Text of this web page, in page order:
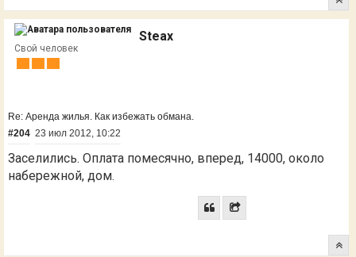
Steax
Свой человек
Re: Аренда жилья. Как избежать обмана.
#204 23 июл 2012, 10:22
Заселились. Оплата помесячно, вперед, 14000, около
набережной, дом.